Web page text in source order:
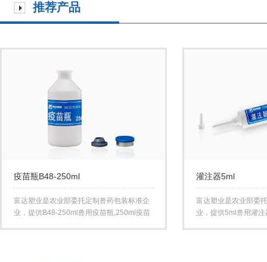
推荐产品
疫苗瓶B48-250ml
富达塑业是农业部委托定制兽药包装标准企
业，提供B48-250ml兽用疫苗瓶,250ml疫苗
灌注器5ml
富达塑业是农业部委
业，提供5ml兽用灌